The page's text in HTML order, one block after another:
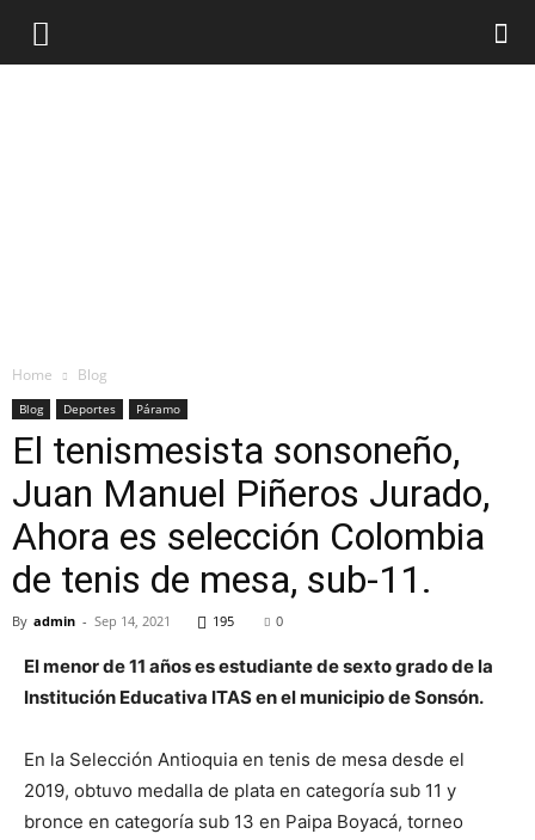
Home Blog
Blog Deportes Páramo
El tenismesista sonsoneño,
Juan Manuel Piñeros Jurado,
Ahora es selección Colombia
de tenis de mesa, sub-11.
By admin - Sep 14, 2021 195 0
El menor de 11 años es estudiante de sexto grado de la
Institución Educativa ITAS en el municipio de Sonsón.
En la Selección Antioquia en tenis de mesa desde el
2019, obtuvo medalla de plata en categoría sub 11 y
bronce en categoría sub 13 en Paipa Boyacá, torneo